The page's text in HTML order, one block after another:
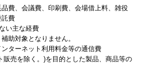
、会議費、印刷費、会場借上料、雑役
託費
い主な経費
対象となりません。
ネット利用料金等の通信費
販売を除く。 )を目的とした製品、商品等の